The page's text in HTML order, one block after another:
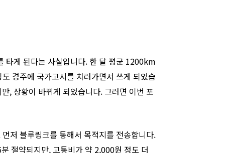
타게 된다는 사실입니다. 한 달 평균 1200km
경주에 국가고시를 치러가면서 쓰게 되었습
, 상황이 바뀌게 되었습니다. 그러면 이번 포
저 블루링크를 통해서 목적지를 전송합니다.
절약되지만, 교통비가 약 2,000원 정도 더